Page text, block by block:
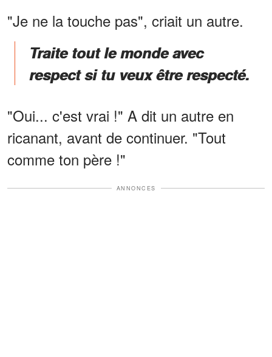
"Je ne la touche pas", criait un autre.
Traite tout le monde avec
respect si tu veux être respecté.
"Oui... c'est vrai !" A dit un autre en
ricanant, avant de continuer. "Tout
comme ton père !"
ANNONCES